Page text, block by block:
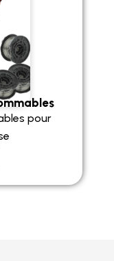
pour